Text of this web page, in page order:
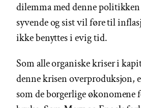
dilemma med denne
syvende og sist vil føre til
ikke benyttes i evig tid.
Som alle organiske kriser i
denne krisen overproduksjon,
som de borgerlige økonomene